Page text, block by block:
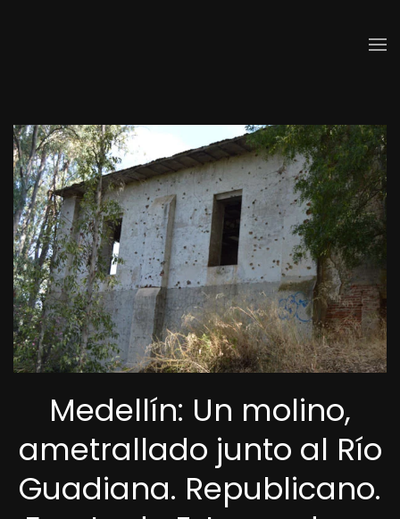
Medellín: Un molino,
ametrallado junto al Río
Guadiana. Republicano.